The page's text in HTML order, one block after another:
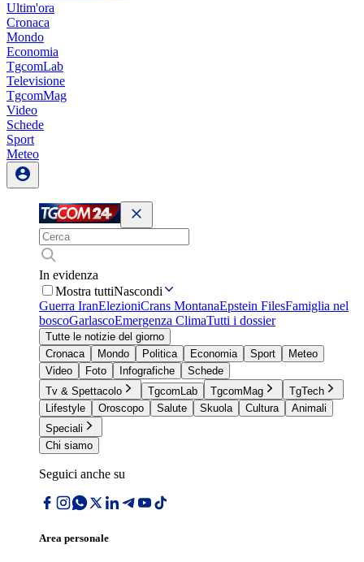
Ultim'ora
Cronaca
Mondo
Economia
TgcomLab
Televisione
TgcomMag
Video
Schede
Sport
Meteo
In evidenza
Mostra tuttiNascondi
Guerra IranElezioniCrans MontanaEpstein FilesFamiglia nel
boscoGarlascoEmergenza ClimaTutti i dossier
Tutte le notizie del giorno
Cronaca
Mondo Politica Economia Sport
Meteo
Video
Foto Infografiche
Schede
Tv & Spettacolo
TgcomLab TgcomMag
TgTech
Lifestyle
Oroscopo Salute Skuola Cultura
Animali
Speciali
Chi siamo
Seguici anche su
Area personale